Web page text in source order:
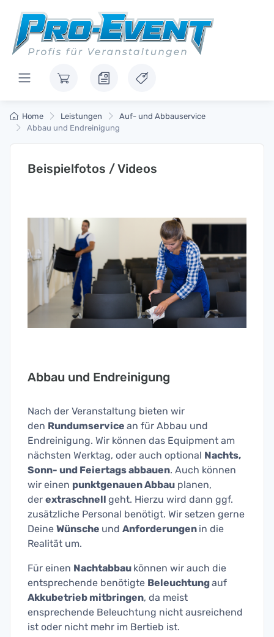
Home Leistungen
Auf- und Abbauservice
Abbau und Endreinigung
Beispielfotos / Videos
Abbau und Endreinigung
Nach der Veranstaltung bieten wir
den Rundumservice an für Abbau und
Endreinigung. Wir können das Equipment am
nächsten Werktag, oder auch optional Nachts,
Sonn- und Feiertags abbauen. Auch können
wir einen punktgenauen Abbau planen,
der extraschnell geht. Hierzu wird dann ggf.
zusätzliche Personal benötigt. Wir setzen gerne
Deine Wünsche und Anforderungen in die
Realität um.
Für einen Nachtabbau können wir auch die
entsprechende benötigte Beleuchtungauf
Akkubetrieb mitbringen, da meist
ensprechende Beleuchtung nicht ausreichend
ist oder nicht mehr im Bertieb ist.